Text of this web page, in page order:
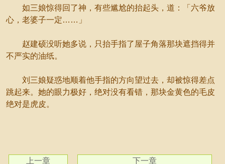
如三娘惊得回了神，有些尴尬的抬起头，道：「六爷放
心，老婆子一定……」
赵建硕没听她多说，只抬手指了屋子角落那块遮挡得并
不严实的油纸。
刘三娘疑惑地顺着他手指的方向望过去，却被惊得差点
跳起来。她的眼力极好，绝对没有看错，那块金黄色的毛皮
绝对是虎皮。
上一章 下一章